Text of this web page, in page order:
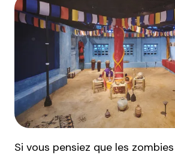
Si vous pensiez que les